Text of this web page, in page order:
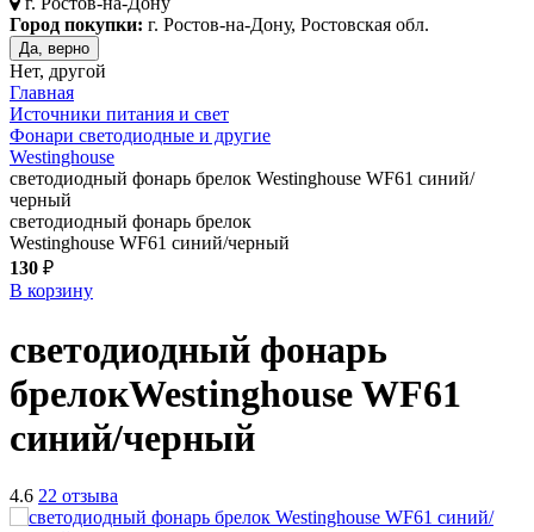
Город покупки: г. Ростов-на-Дону, Ростовская обл.
Да, верно
Нет, другой
Главная
Источники питания и свет
Фонари светодиодные и другие
Westinghouse
светодиодный фонарь брелок Westinghouse WF61 синий/
черный
светодиодный фонарь брелок
Westinghouse WF61 синий/черный
130 ₽
В корзину
светодиодный фонарь
брелокWestinghouse WF61
синий/черный
4.6 22 отзыва